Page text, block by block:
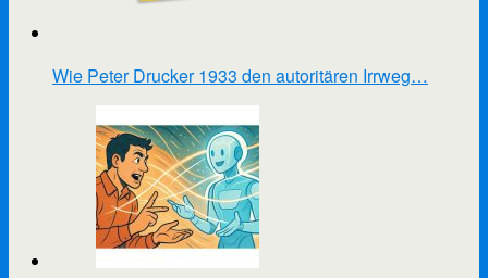
Wie Peter Drucker 1933 den autoritären Irrweg…